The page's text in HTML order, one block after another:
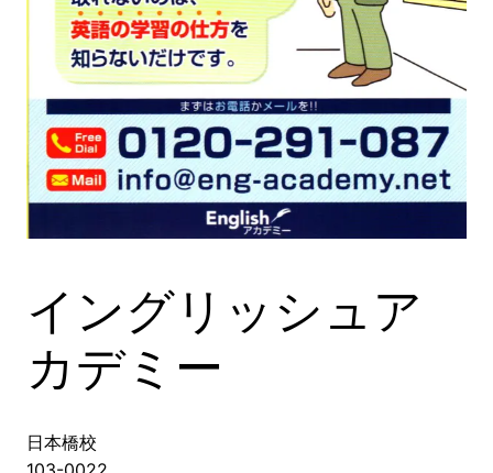
イングリッシュア
カデミー
日本橋校